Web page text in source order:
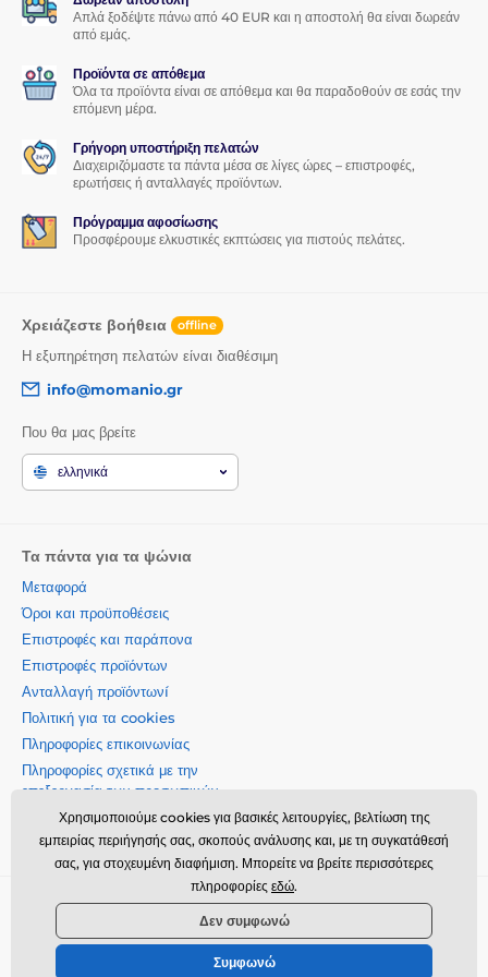
1x στεγνό πανί
Απλά ξοδέψτε πάνω από 40 EUR και η αποστολή θα είναι δωρεάν
από εμάς.
Προϊόντα σε απόθεμα
Όλα τα προϊόντα είναι σε απόθεμα και θα παραδοθούν σε εσάς την
επόμενη μέρα.
Γρήγορη υποστήριξη πελατών
Διαχειριζόμαστε τα πάντα μέσα σε λίγες ώρες – επιστροφές,
ερωτήσεις ή ανταλλαγές προϊόντων.
Πρόγραμμα αφοσίωσης
Προσφέρουμε ελκυστικές εκπτώσεις για πιστούς πελάτες.
Χρειάζεστε βοήθεια offline
Η εξυπηρέτηση πελατών είναι διαθέσιμη
info@momanio.gr
Που θα μας βρείτε
ελληνικά
Τα πάντα για τα ψώνια
Μεταφορά
Όροι και προϋποθέσεις
Επιστροφές και παράπονα
Επιστροφές προϊόντων
Ανταλλαγή προϊόντωνí
Πολιτική για τα cookies
Πληροφορίες επικοινωνίας
Πληροφορίες σχετικά με την
επεξεργασία των προσωπικών
δεδομένων
Σχετικά με την εταιρεία μας
Momanio s.r.o., Okružní 361/14, 74718, Píšť, Czech republic,
VAT: CZ09604707, info@momanio.gr
© 2026 www.momanio.gr ⦁ Κατασκευή eshop
Χρησιμοποιούμε cookies για βασικές λειτουργίες, βελτίωση της
εμπειρίας περιήγησής σας, σκοπούς ανάλυσης και, με τη συγκατάθεσή
σας, για στοχευμένη διαφήμιση. Μπορείτε να βρείτε περισσότερες
πληροφορίες εδώ.
Δεν συμφωνώ
Συμφωνώ